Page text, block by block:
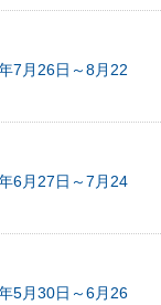
7月26日～8月22
6月27日～7月24
5月30日～6月26